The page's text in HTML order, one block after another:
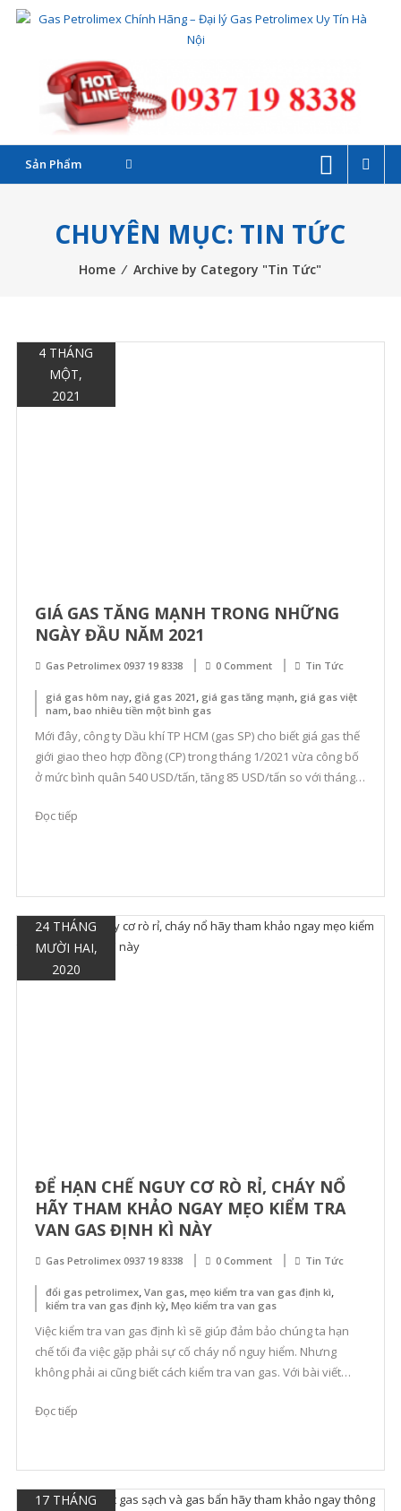
Skip
–
Sản Phẩm
CHUYÊN MỤC: TIN TỨC
Home ⁄ Archive by Category "Tin Tức"
4 THÁNG
MỘT,
2021
GIÁ GAS TĂNG MẠNH TRONG NHỮNG
NGÀY ĐẦU NĂM 2021
Gas Petrolimex 0937 19 8338 0 Comment Tin Tức
giá gas hôm nay, giá gas 2021 , giá gas tăng mạnh, giá gas việt
nam, bao nhiêu tiền một bình gas
Mới đây, công ty Dầu khí TP HCM (gas SP) cho biết giá gas thế
giới giao theo hợp đồng (CP) trong tháng 1/2021 vừa công bố
ở mức bình quân 540 USD/tấn, tăng 85 USD/tấn so với tháng
cửa […]
Đọc tiếp
24 THÁNG
MƯỜI HAI,
2020
ĐỂ HẠN CHẾ NGUY CƠ RÒ RỈ, CHÁY NỔ
HÃY THAM KHẢO NGAY MẸO KIỂM TRA
VAN GAS ĐỊNH KÌ NÀY
Gas Petrolimex 0937 19 8338 0 Comment Tin Tức
đổi gas petrolimex, Van gas, mẹo kiểm tra van gas định kì,
kiểm tra van gas định kỳ, Mẹo kiểm tra van gas
Việc kiểm tra van gas định kì sẽ giúp đảm bảo chúng ta hạn
chế tối đa việc gặp phải sự cố cháy nổ nguy hiểm. Nhưng
không phải ai cũng biết cách kiểm tra van gas. Với bài viết
[…]
Đọc tiếp
17 THÁNG